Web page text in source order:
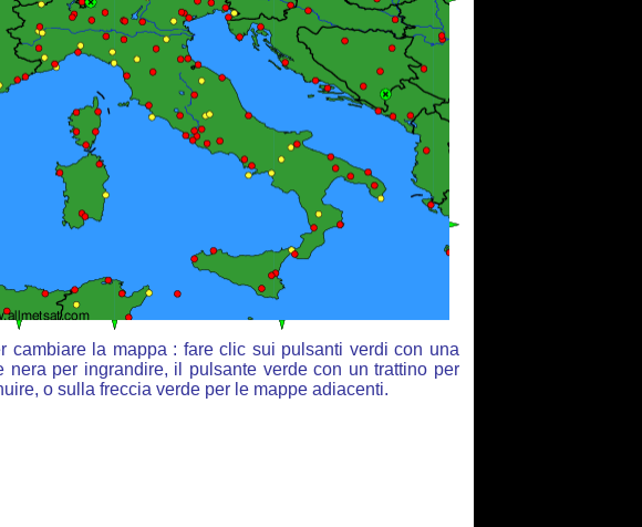
cambiare la mappa : fare clic sui pulsanti verdi con una
nera per ingrandire, il pulsante verde con un trattino per
o sulla freccia verde per le mappe adiacenti.